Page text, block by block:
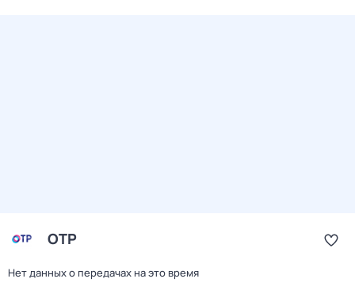
ОТР
Нет данных о передачах на это время